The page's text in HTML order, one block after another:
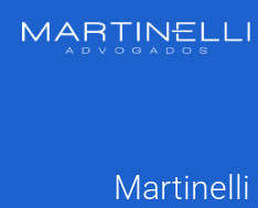
Martinelli